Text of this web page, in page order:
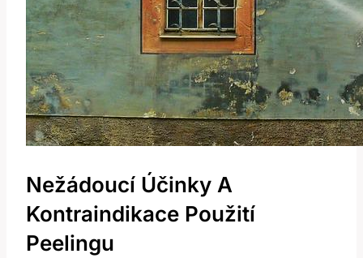
Nežádoucí Účinky A
Kontraindikace Použití
Peelingu